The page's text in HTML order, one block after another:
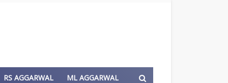
RS AGGARWAL ML AGGARWAL